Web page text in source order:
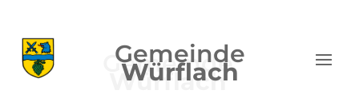
Gemeinde
Würflach